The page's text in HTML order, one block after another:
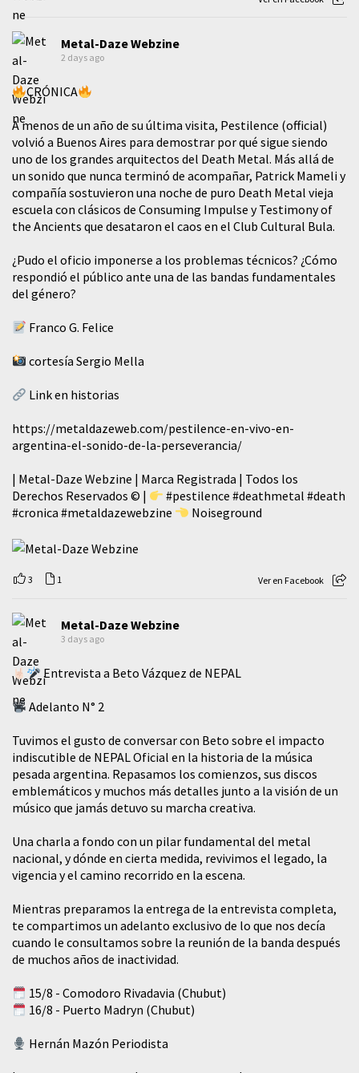
Metal-Daze Webzine
2 days ago
CRÓNICA
A menos de un año de su última visita, Pestilence (official)
volvió a Buenos Aires para demostrar por qué sigue siendo
uno de los grandes arquitectos del Death Metal. Más allá de
un sonido que nunca terminó de acompañar, Patrick Mameli y
compañía sostuvieron una noche de puro Death Metal vieja
escuela con clásicos de Consuming Impulse y Testimony of
the Ancients que desataron el caos en el Club Cultural Bula.
¿Pudo el oficio imponerse a los problemas técnicos? ¿Cómo
respondió el público ante una de las bandas fundamentales
del género?
Franco G. Felice
cortesía Sergio Mella
Link en historias
https://metaldazeweb.com/pestilence-en-vivo-en-
argentina-el-sonido-de-la-perseverancia/
| Metal-Daze Webzine | Marca Registrada | Todos los
Derechos Reservados © |
#pestilence #deathmetal #death
#cronica #metaldazewebzine Noiseground
3 1 Ver en Facebook
Metal-Daze Webzine
3 days ago
Entrevista a Beto Vázquez de NEPAL
Adelanto N° 2
Tuvimos el gusto de conversar con Beto sobre el impacto
indiscutible de NEPAL Oficial en la historia de la música
pesada argentina. Repasamos los comienzos, sus discos
emblemáticos y muchos más detalles junto a la visión de un
músico que jamás detuvo su marcha creativa.
​Una charla a fondo con un pilar fundamental del metal
nacional, y dónde en cierta medida, revivimos el legado, la
vigencia y el camino recorrido en la escena.
Mientras preparamos la entrega de la entrevista completa,
te compartimos un adelanto exclusivo de lo que nos decía
cuando le consultamos sobre la reunión de la banda después
de muchos años de inactividad.
15/8 - Comodoro Rivadavia (Chubut)
16/8 - Puerto Madryn (Chubut)
Hernán Mazón Periodista